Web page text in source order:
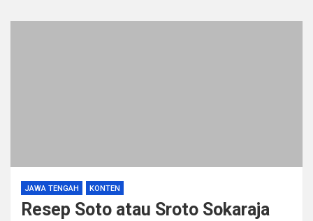
JAWA TENGAH KONTEN
Resep Soto atau Sroto Sokaraja